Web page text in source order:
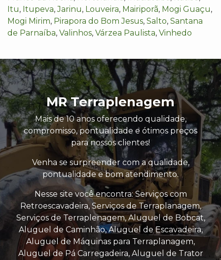
Itu, Itupeva,Jarinu, Louveira, Mairiporã, Mogi Guaçu,
Mogi Mirim, Pirapora do Bom Jesus, Salto, Santana
de Parnaíba, Valinhos, Várzea Paulista, Vinhedo
MR Terraplenagem
Mais de 10 anos oferecendo qualidade,
compromisso, pontualidade e ótimos preços
para nossos clientes!
Venha se surpreender com a qualidade,
pontualidade e bom atendimento.
Nesse site você encontra: Serviços com
Retroescavadeira, Serviços de Terraplanagem,
Serviços de Terraplenagem, Aluguel de Bobcat,
Aluguel de Caminhão, Aluguel de Escavadeira,
Aluguel de Máquinas para Terraplanagem,
Aluguel de Pá Carregadeira, Aluguel de Trator